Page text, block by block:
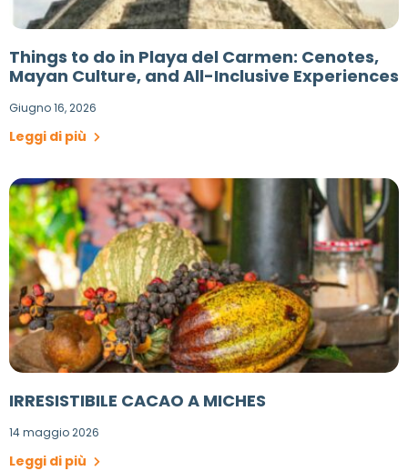
Things to do in Playa del Carmen: Cenotes,
Mayan Culture, and All-Inclusive Experiences
Giugno 16, 2026
Leggi di più
IRRESISTIBILE CACAO A MICHES
14 maggio 2026
Leggi di più